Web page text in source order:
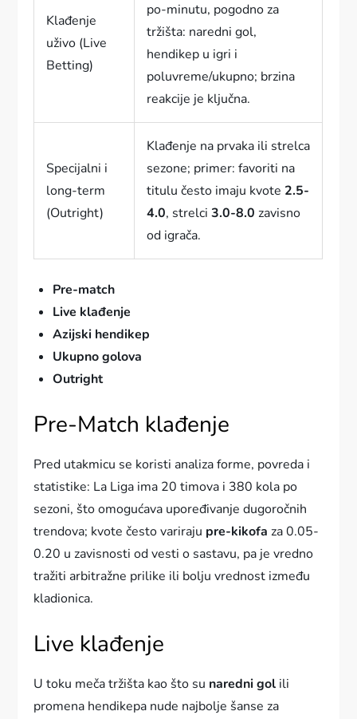
Klađenje
uživo (Live
Betting)
po-minutu, pogodno za
tržišta: naredni gol,
hendikep u igri i
poluvreme/ukupno; brzina
reakcije je ključna.
Specijalni i
long-term
(Outright)
Klađenje na prvaka ili strelca
sezone; primer: favoriti na
titulu često imaju kvote 2.5-
4.0, strelci3.0-8.0 zavisno
od igrača.
Pre-match
Live klađenje
Azijski hendikep
Ukupno golova
Outright
Pre-Match klađenje
Pred utakmicu se koristi analiza forme, povreda i
statistike: La Liga ima 20 timova i 380 kola po
sezoni, što omogućava upoređivanje dugoročnih
trendova; kvote često variraju pre-kikofa za 0.05-
0.20 u zavisnosti od vesti o sastavu, pa je vredno
tražiti arbitražne prilike ili bolju vrednost između
kladionica.
Live klađenje
U toku meča tržišta kao što su naredni gol ili
promena hendikepa nude najbolje šanse za